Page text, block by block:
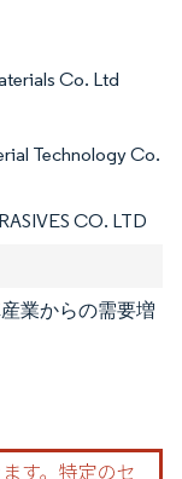
Co. Ltd
Technology Co.
CO. LTD
業からの需要増